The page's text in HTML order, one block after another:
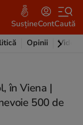
SusțineContCaută
Opinii Video
în Viena |
500 de